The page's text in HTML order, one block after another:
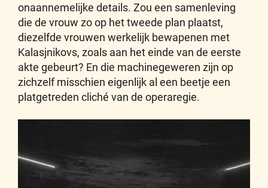
onaannemelijke details. Zou een samenleving
die de vrouw zo op het tweede plan plaatst,
diezelfde vrouwen werkelijk bewapenen met
Kalasjnikovs, zoals aan het einde van de eerste
akte gebeurt? En die machinegeweren zijn op
zichzelf misschien eigenlijk al een beetje een
platgetreden cliché van de operaregie.